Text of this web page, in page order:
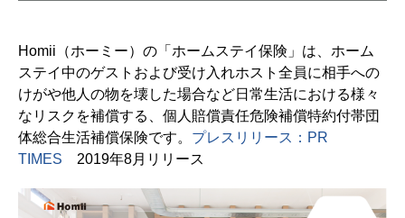
Homii（ホーミー）の「ホームステイ保険」は、ホーム
ステイ中のゲストおよび受け入れホスト全員に相手への
けがや他人の物を壊した場合など日常生活における様々
なリスクを補償する、個人賠償責任危険補償特約付帯団
体総合生活補償保険です。 プレスリリース：PR
TIMES 2019年8月リリース